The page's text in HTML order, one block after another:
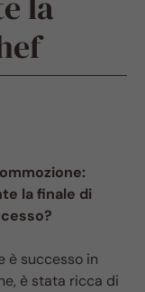
la finale di
è successo in
è stata ricca di